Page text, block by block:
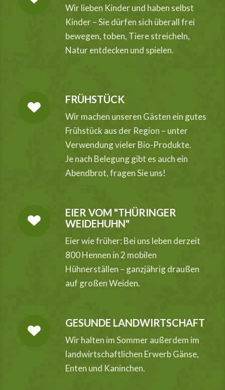
Wir lieben Kinder und haben selbst
Kinder – Sie dürfen sich überall frei
bewegen, toben, Tiere streicheln,
Natur entdecken und spielen.
FRÜHSTÜCK
Wir machen unseren Gästen ein gutes
Frühstück aus der Region – unter
Verwendung vieler Bio-Produkte.
Je nach Belegung gibt es auch ein
Abendbrot, fragen Sie uns!
EIER VOM "THÜRINGER
WEIDEHUHN"
Eier wie früher: Bei uns leben derzeit
800 Hennen in 2 mobilen
Hühnerställen – ganzjährig draußen
auf großen Weiden.
GESUNDE LANDWIRTSCHAFT
Wir halten im Sommer außerdem im
landwirtschaftlichen Erwerb Gänse,
Enten und Kaninchen.